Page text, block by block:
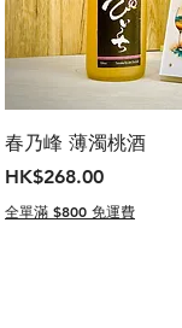
春乃峰 薄濁桃酒
價格
HK$268.00
全單滿 $800 免運費